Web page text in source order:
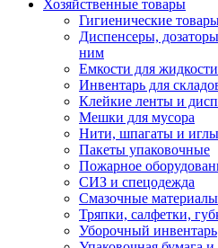
Хозяйственные товары
Гигиенические
Диспенсеры,
ним
Емкости для жидкости
Инвентарь для
Клейкие ленты и
Мешки для мусора
Нити, шпагаты и иглы
Пакеты упаковочные
Пожарное
СИЗ и спецодежда
Смазочные материалы
Тряпки, салфетки,
Уборочный инвентарь